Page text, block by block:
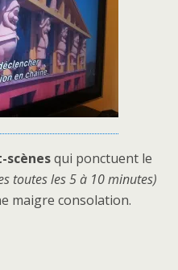
scènesqui ponctuent le
toutes les 5 à 10 minutes)
maigre consolation.